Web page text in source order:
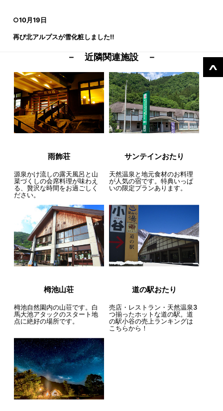
○10月19日
再び北アルプスが雪化粧しました‼️
－ 近隣関連施設 －
雨飾荘
源泉かけ流しの露天風呂と山
菜づくしの会席料理が味わえ
る、贅沢な時間をお過ごしく
ださい。
サンテインおたり
天然温泉と地元食材のお料理
が人気の宿です。特典いっぱ
いの限定プランあります。
栂池山荘
栂池自然園内の山荘です。白
馬大池アタックのスタート地
点に絶好の場所です。
道の駅おたり
売店・レストラン・天然温泉3
つ揃ったホットな道の駅。道
の駅小谷の売上ランキングは
こちらから！